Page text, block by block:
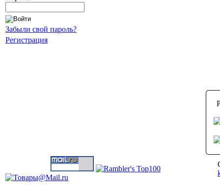
Забыли свой пароль?
Регистрация